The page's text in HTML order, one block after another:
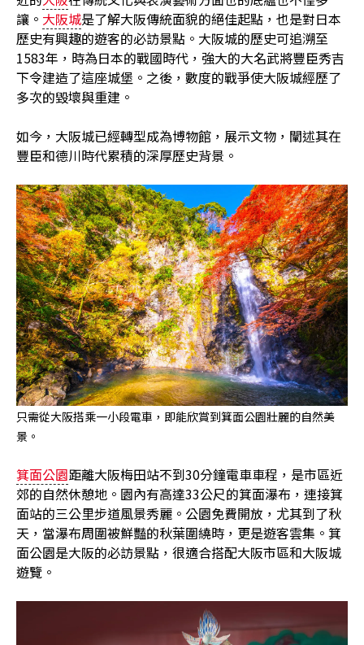
讓。 大阪城是了解大阪傳統面貌的絕佳起點，也是對日本
歷史有興趣的遊客的必訪景點。大阪城的歷史可追溯至
1583年，時為日本的戰國時代，強大的大名武將豐臣秀吉
下令建造了這座城堡。之後，數度的戰爭使大阪城經歷了
多次的毀壞與重建。
如今，大阪城已經轉型成為博物館，展示文物，闡述其在
豐臣和德川時代累積的深厚歷史背景。
只需從大阪搭乘一小段電車，即能欣賞到箕面公園壯麗的自然美
景。
箕面公園距離大阪梅田站不到30分鐘電車車程，是市區近
郊的自然休憩地。園內有高達33公尺的箕面瀑布，連接箕
面站的三公里步道風景秀麗。公園免費開放，尤其到了秋
天，當瀑布周圍被鮮豔的秋葉圍繞時，更是遊客雲集。箕
面公園是大阪的必訪景點，很適合搭配大阪市區和大阪城
遊覽。